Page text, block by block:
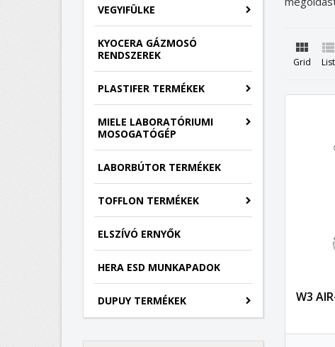
VEGYIFÜLKE
KYOCERA GÁZMOSÓ
RENDSZEREK
PLASTIFER TERMÉKEK
MIELE LABORATÓRIUMI
MOSOGATÓGÉP
LABORBÚTOR TERMÉKEK
TOFFLON TERMÉKEK
ELSZÍVÓ ERNYŐK
HERA ESD MUNKAPADOK
DUPUY TERMÉKEK

Grid

List
W3